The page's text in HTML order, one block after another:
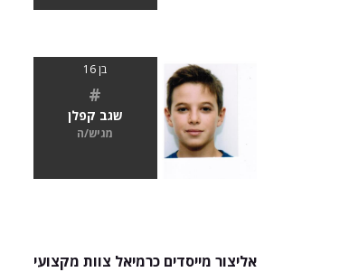
בן 16
#
שגב קפלן
מגיש/ה
אליצור מייסדים כרמיאל צוות מקצועי